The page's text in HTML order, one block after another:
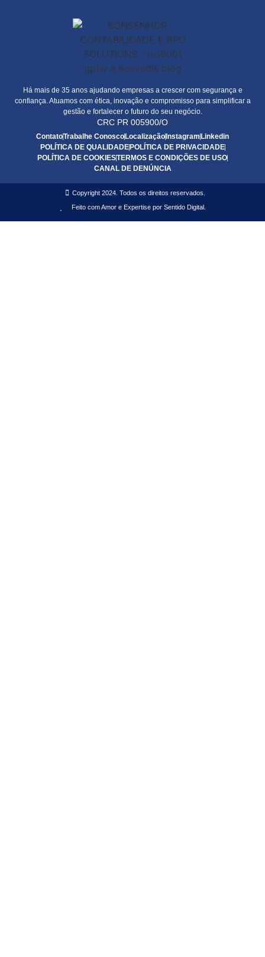
Há mais de 35 anos ajudando empresas a crescer com segurança e
confiança. Atuamos com ética, inovação e compromisso para simplificar a
gestão e fortalecer o futuro do seu negócio.
CRC PR 005900/O
ContatoTrabalhe Conosco Localização Instagram Linkedin
POLÍTICA DE QUALIDADE POLÍTICA DE PRIVACIDADE
POLÍTICA DE COOKIESTERMOS E CONDIÇÕES DE USO
CANAL DE DENÚNCIA
Copyright 2024. Todos os direitos reservados.
Feito com Amor e Expertise por Sentido Digital.